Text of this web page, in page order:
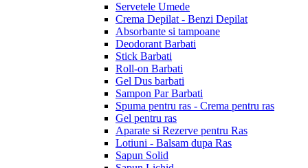
Servetele Umede
Crema Depilat - Benzi Depilat
Absorbante si tampoane
Deodorant Barbati
Stick Barbati
Roll-on Barbati
Gel Dus barbati
Sampon Par Barbati
Spuma pentru ras - Crema pentru ras
Gel pentru ras
Aparate si Rezerve pentru Ras
Lotiuni - Balsam dupa Ras
Sapun Solid